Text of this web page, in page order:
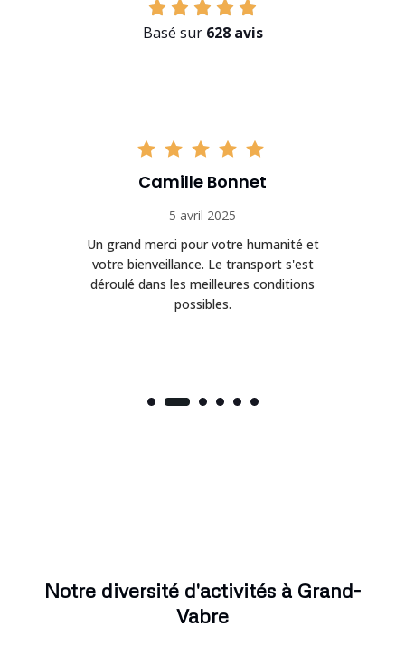
Basé sur 628 avis
Camille Bonnet
5 avril 2025
Un grand merci pour votre humanité et
votre bienveillance. Le transport s'est
déroulé dans les meilleures conditions
possibles.
Notre diversité d'activités à Grand-
Vabre